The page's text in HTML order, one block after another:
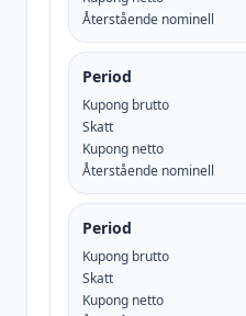
Återstående nominell
Period
Kupong brutto
Skatt
Kupong netto
Återstående nominell
Period
Kupong brutto
Skatt
Kupong netto